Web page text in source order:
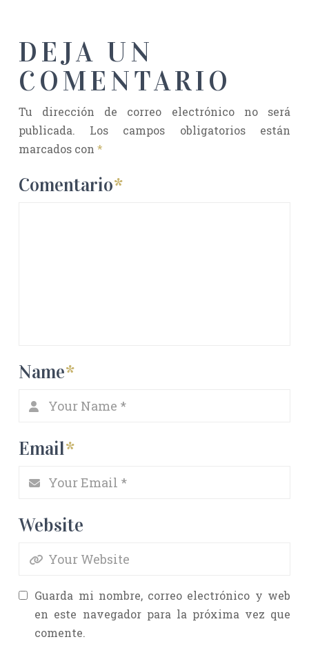
DEJA UN
COMENTARIO
Tu dirección de correo electrónico no será
publicada.
Los campos obligatorios están
marcados con *
Comentario*
Name*
Email*
Website
Guarda mi nombre, correo electrónico y web
en este navegador para la próxima vez que
comente.